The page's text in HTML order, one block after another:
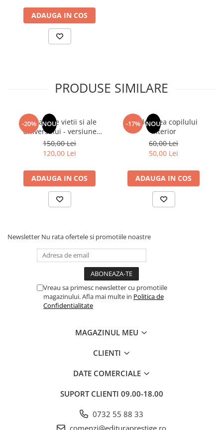
ADAUGA IN COS
PRODUSE SIMILARE
-20% NOU
Din tainele vietii si ale
Universului - versiune
originala din 1939.
Volumele I-III. Cutie de
colectie -Scarlat
Demetrescu
150,00 Lei
120,00 Lei
ADAUGA IN COS
-17% NOU
Vindecarea copilului
interior
60,00 Lei
50,00 Lei
ADAUGA IN COS
Newsletter Nu rata ofertele si promotiile noastre
Vreau sa primesc newsletter cu promotiile
magazinului. Afla mai multe in Politica de
Confidentialitate
MAGAZINUL MEU
CLIENTI
DATE COMERCIALE
SUPORT CLIENTI 09.00-18.00
0732 55 88 33
comenzi@edituraprestige.ro